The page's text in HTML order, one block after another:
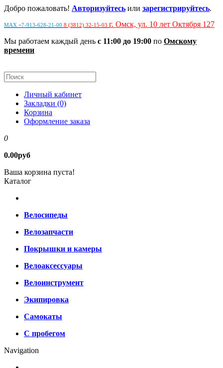
Добро пожаловать! Авторизуйтесь или зарегистрируйтесь.
MAX +7-913-628-21-00 8 (3812) 32-15-03 г. Омск, ул. 10 лет Октября 127
Мы работаем каждый день с 11:00 до 19:00 по Омскому
времени
Личный кабинет
Закладки (0)
Корзина
Оформление заказа
0
0.00руб
Ваша корзина пуста!
Каталог
Велосипеды
Велозапчасти
Покрышки и камеры
Велоаксессуары
Велоинструмент
Экипировка
Самокаты
С пробегом
Navigation